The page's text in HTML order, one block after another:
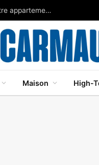
Chaleur: adoptez les plantes d’intérieur pour transformer votre appartement en refuge frais
Maison High-